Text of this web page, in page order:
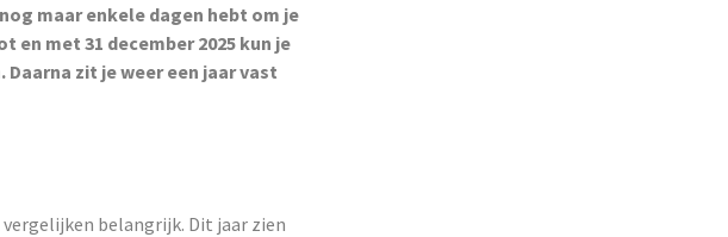
maar enkele dagen hebt om je
met 31 december 2025 kun je
zit je weer een jaar vast
belangrijk. Dit jaar zien